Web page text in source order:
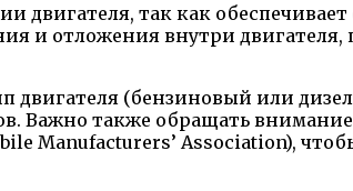
так как
и отложения внутри
(бензиновый или
Важно также обращать
Manufacturers’ Association),